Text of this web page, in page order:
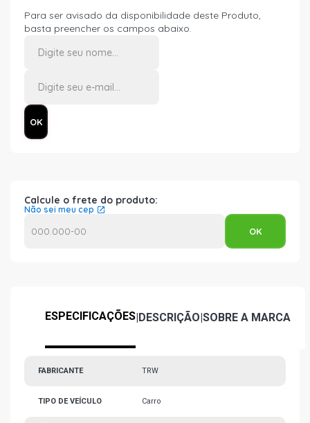
Para ser avisado da disponibilidade deste Produto,
basta preencher os campos abaixo.
Calcule o frete do produto:
Não sei meu cep
ESPECIFICAÇÕES|DESCRIÇÃO|SOBRE A MARCA
FABRICANTE TRW
TIPO DE VEÍCULO Carro